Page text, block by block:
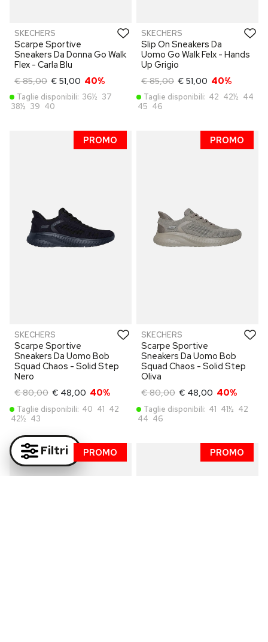
SKECHERS
Scarpe Sportive
Sneakers Da Donna Go Walk
Flex - Carla Blu
€ 85,00 € 51,00 40%
Taglie disponibili: 36½ 37
38½ 39 40
SKECHERS
Slip On Sneakers Da
Uomo Go Walk Felx - Hands
Up Grigio
€ 85,00 € 51,00 40%
Taglie disponibili: 42 42½ 44
45 46
PROMO
SKECHERS
Scarpe Sportive
Sneakers Da Uomo Bob
Squad Chaos - Solid Step
Nero
€ 80,00 € 48,00 40%
Taglie disponibili: 40 41 42
42½ 43
PROMO
SKECHERS
Scarpe Sportive
Sneakers Da Uomo Bob
Squad Chaos - Solid Step
Oliva
€ 80,00 € 48,00 40%
Taglie disponibili: 41 41½ 42
44 46
PROMO PROMO
Filtri